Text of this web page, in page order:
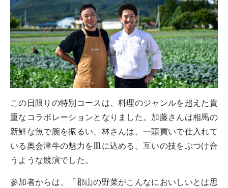
この日限りの特別コースは、料理のジャンルを超えた貴
重なコラボレーションとなりました。加藤さんは相馬の
新鮮な魚で腕を振るい、林さんは、一頭買いで仕入れて
いる奥会津牛の魅力を皿に込める。互いの技をぶつけ合
うような競演でした。
参加者からは、「郡山の野菜がこんなにおいしいとは思